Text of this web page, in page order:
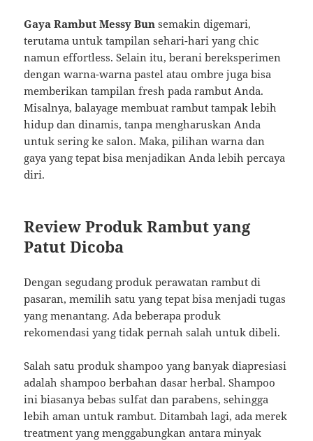
Gaya Rambut Messy Bun semakin digemari,
terutama untuk tampilan sehari-hari yang chic
namun effortless. Selain itu, berani bereksperimen
dengan warna-warna pastel atau ombre juga bisa
memberikan tampilan fresh pada rambut Anda.
Misalnya, balayage membuat rambut tampak lebih
hidup dan dinamis, tanpa mengharuskan Anda
untuk sering ke salon. Maka, pilihan warna dan
gaya yang tepat bisa menjadikan Anda lebih percaya
diri.
Review Produk Rambut yang
Patut Dicoba
Dengan segudang produk perawatan rambut di
pasaran, memilih satu yang tepat bisa menjadi tugas
yang menantang. Ada beberapa produk
rekomendasi yang tidak pernah salah untuk dibeli.
Salah satu produk shampoo yang banyak diapresiasi
adalah shampoo berbahan dasar herbal. Shampoo
ini biasanya bebas sulfat dan parabens, sehingga
lebih aman untuk rambut. Ditambah lagi, ada merek
treatment yang menggabungkan antara minyak